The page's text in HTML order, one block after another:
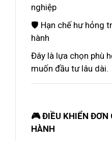
nghiệp
🛡️ Hạn chế hư hỏng
hành
Đây là lựa chọn phù
muốn đầu tư lâu dài.
🎮 ĐIỀU KHIỂN ĐƠN
HÀNH